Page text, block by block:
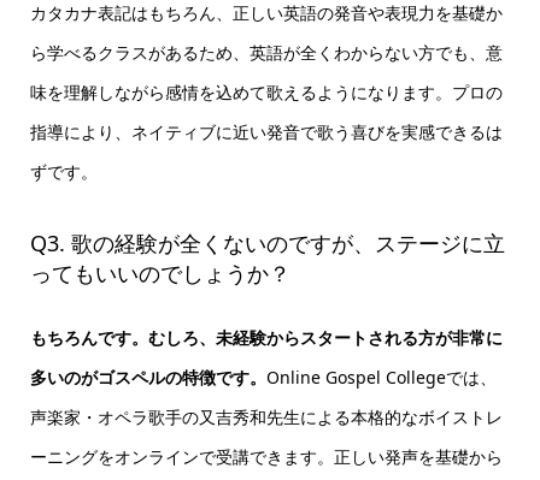
カタカナ表記はもちろん、正しい英語の発音や表現力を基礎か
ら学べるクラスがあるため、英語が全くわからない方でも、意
味を理解しながら感情を込めて歌えるようになります。プロの
指導により、ネイティブに近い発音で歌う喜びを実感できるは
ずです。
Q3. 歌の経験が全くないのですが、ステージに立
ってもいいのでしょうか？
もちろんです。むしろ、未経験からスタートされる方が非常に
多いのがゴスペルの特徴です。 Online Gospel Collegeでは、
声楽家・オペラ歌手の又吉秀和先生による本格的なボイストレ
ーニングをオンラインで受講できます。正しい発声を基礎から